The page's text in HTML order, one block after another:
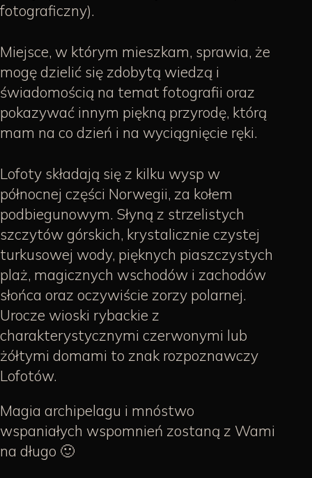
fotograficzny).
Miejsce, w którym mieszkam, sprawia, że
mogę dzielić się zdobytą wiedzą i
świadomością na temat fotografii oraz
pokazywać innym piękną przyrodę, którą
mam na co dzień i na wyciągnięcie ręki.
Lofoty składają się z kilku wysp w
północnej części Norwegii, za kołem
podbiegunowym. Słyną z strzelistych
szczytów górskich, krystalicznie czystej
turkusowej wody, pięknych piaszczystych
plaż, magicznych wschodów i zachodów
słońca oraz oczywiście zorzy polarnej.
Urocze wioski rybackie z
charakterystycznymi czerwonymi lub
żółtymi domami to znak rozpoznawczy
Lofotów.
Magia archipelagu i mnóstwo
wspaniałych wspomnień zostaną z Wami
na długo 🙂